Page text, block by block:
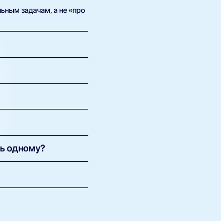
задачам, а не «про
4+. Кому нет: паре
с Wi-Fi 5/6 и
одному?